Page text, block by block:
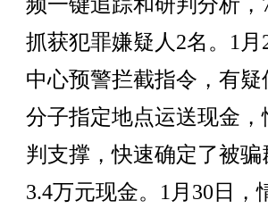
抓获犯罪嫌疑人2名。1
中心预警拦截指令，有
分子指定地点运送现金
判支撑，快速确定了被
3.4万元现金。1月30日